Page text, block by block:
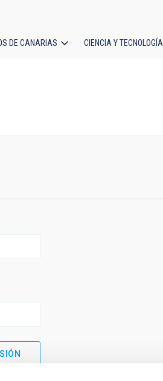
DE CANARIAS CIENCIA Y TECNOLOGÍA